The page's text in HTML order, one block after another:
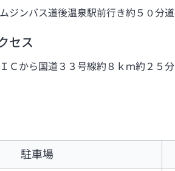
ジンバス道後温泉駅前行き約５０分
セス
Ｃから国道３３号線約８ｋｍ約２５分
駐車場